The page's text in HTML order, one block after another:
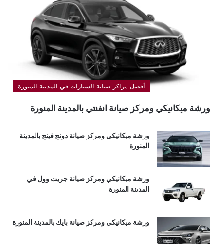
أفضل مراكز صيانة السيارات في المدينة المنورة
ورشة ميكانيكي ومركز صيانة انفنتي بالمدينة المنورة
ورشة ميكانيكي ومركز صيانة دونج فينج بالمدينة
المنورة
ورشة ميكانيكي ومركز صيانة جريت وول في
المدينة المنورة
ورشة ميكانيكي ومركز صيانة بايك بالمدينة المنورة